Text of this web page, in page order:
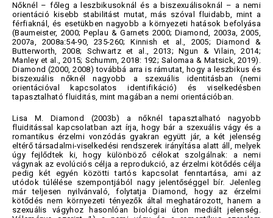
Nőknél – főleg a leszbikusoknál és a biszexuálisoknál – a nemi
orientáció kisebb stabilitást mutat, más szóval fluidabb, mint a
férfiaknál, és esetükben nagyobb a környezeti hatások befolyása
(Baumeister, 2000; Peplau & Garnets 2000; Diamond, 2003a, 2005,
2007a, 2008a:54-90, 235-260; Kinnish et al., 2005; Diamond &
Butterworth, 2008; Schwartz et al., 2013; Ngun & Vilain, 2014;
Manley et al., 2015; Schumm, 2018: 192; Salomaa & Matsick, 2019).
Diamond (2000, 2008) továbbá arra is rámutat, hogy a leszbikus és
biszexuális nőknél nagyobb a szexuális identitásban (nemi
orientációval kapcsolatos identifikáció) és viselkedésben
tapasztalható fluiditás, mint magában a nemi orientációban.
Lisa M. Diamond (2003b) a nőknél tapasztalható nagyobb
fluiditással kapcsolatban azt írja, hogy bár a szexuális vágy és a
romantikus érzelmi vonzódás gyakran együtt jár, a két jelenség
eltérő társadalmi-viselkedési rendszerek irányítása alatt áll, melyek
úgy fejlődtek ki, hogy különböző célokat szolgálnak: a nemi
vágynak az evolúciós célja a reprodukció, az érzelmi kötődés célja
pedig két egyén közötti tartós kapcsolat fenntartása, ami az
utódok túlélése szempontjából nagy jelentőséggel bír. Jelenleg
már teljesen nyilvánvaló, folytatja Diamond, hogy az érzelmi
kötődés nem környezeti tényezők által meghatározott, hanem a
szexuális vágyhoz hasonlóan biológiai úton mediált jelenség.